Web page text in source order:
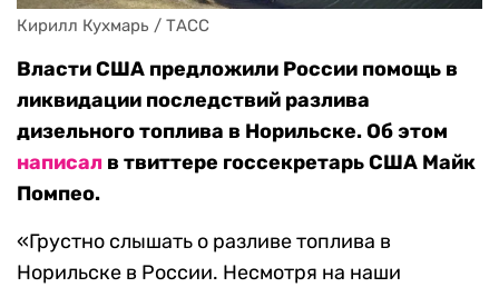
Кирилл Кухмарь / ТАСС
Власти США предложили России помощь в
ликвидации последствий разлива
дизельного топлива в Норильске. Об этом
написал в твиттере госсекретарь США Майк
Помпео.
«Грустно слышать о разливе топлива в
Норильске в России. Несмотря на наши